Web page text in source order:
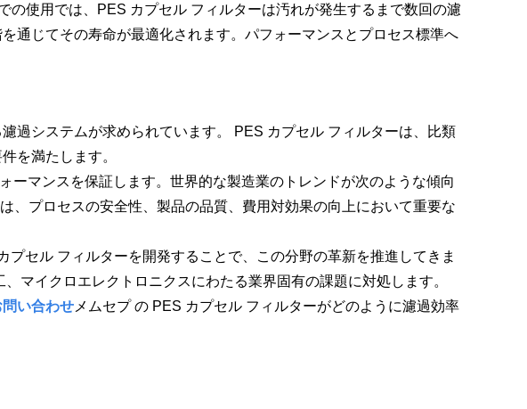
使用では、PES カプセル フィルターは汚れが発生するまで数回の濾
通じてその寿命が最適化されます。パフォーマンスとプロセス標準へ
過システムが求められています。 PES カプセル フィルターは、比類
を満たします。
ーマンスを保証します。世界的な製造業のトレンドが次のような傾向
、プロセスの安全性、製品の品質、費用対効果の向上において重要な
セル フィルターを開発することで、この分野の革新を推進してきま
マイクロエレクトロニクスにわたる業界固有の課題に対処します。
問い合わせメムセプ の PES カプセル フィルターがどのように濾過効率